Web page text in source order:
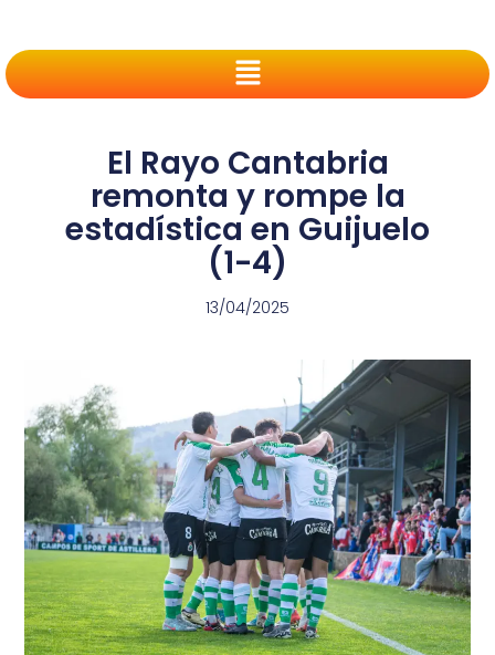
El Rayo Cantabria
remonta y rompe la
estadística en Guijuelo
(1-4)
13/04/2025